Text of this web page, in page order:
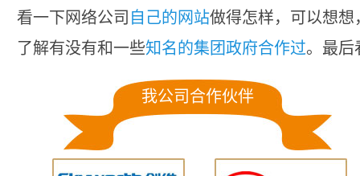
看一下网络公司 自己的网站做得怎样，可以想
了解有没有和一些知名的集团政府合作过。最后
我公司合作伙伴